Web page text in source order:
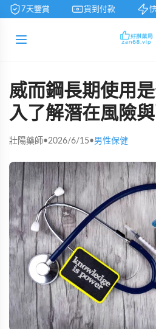
7天鑒賞 貨到付款 快
威而鋼長期使用
入了解潛在風險
壯陽藥師•2026/6/15•男性保健